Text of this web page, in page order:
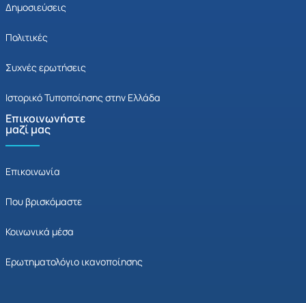
Δημοσιεύσεις
Πολιτικές
Συχνές ερωτήσεις
Ιστορικό Τυποποίησης στην Ελλάδα
Επικοινωνήστε
μαζί μας
Επικοινωνία
Που βρισκόμαστε
Κοινωνικά μέσα
Ερωτηματολόγιο ικανοποίησης